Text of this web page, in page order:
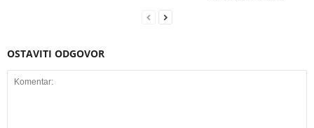
OSTAVITI ODGOVOR